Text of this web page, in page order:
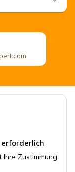
Ihre Zustimmung